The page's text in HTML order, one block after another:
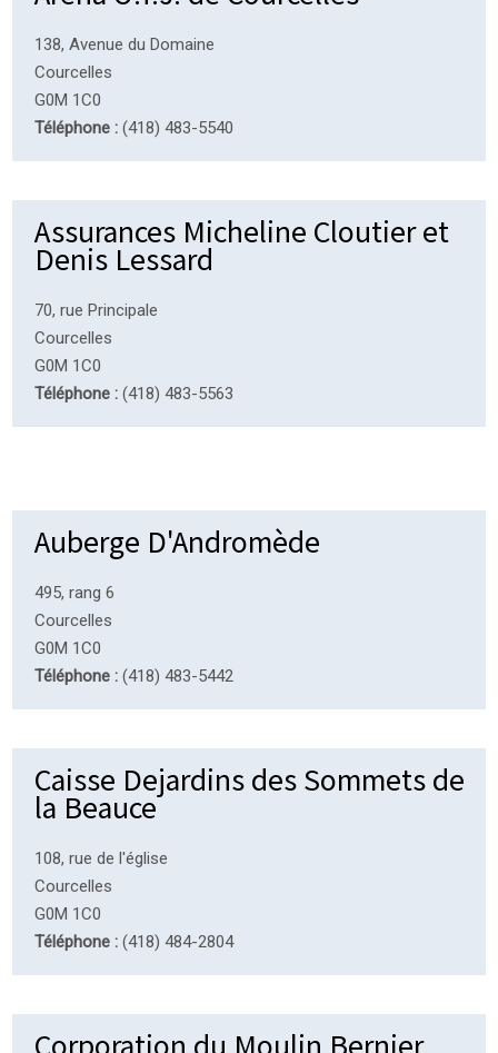
138, Avenue du Domaine
Courcelles
G0M 1C0
Téléphone : (418) 483-5540
Assurances Micheline Cloutier et
Denis Lessard
70, rue Principale
Courcelles
G0M 1C0
Téléphone : (418) 483-5563
Auberge D'Andromède
495, rang 6
Courcelles
G0M 1C0
Téléphone : (418) 483-5442
Caisse Dejardins des Sommets de
la Beauce
108, rue de l'église
Courcelles
G0M 1C0
Téléphone : (418) 484-2804
Corporation du Moulin Bernier